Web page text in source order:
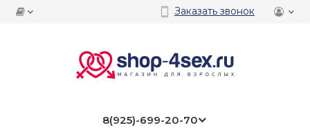
Заказать звонок
8(925)-699-20-70